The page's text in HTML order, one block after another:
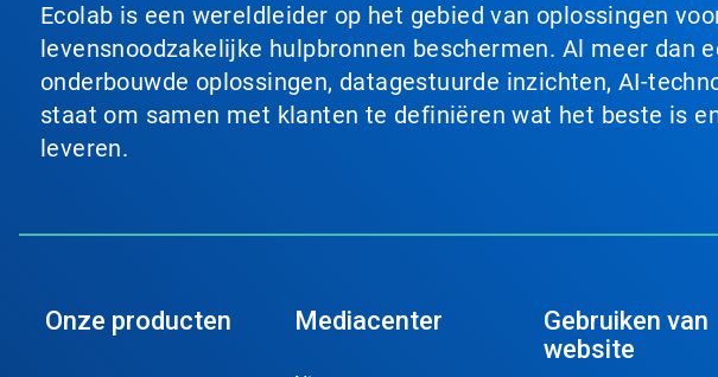
Ecolab is een wereldleider op het gebied van oplossingen
levensnoodzakelijke hulpbronnen beschermen. Al meer
onderbouwde oplossingen, datagestuurde inzichten, AI-
staat om samen met klanten te definiëren wat het beste is
leveren.
Onze producten Mediacenter
Gebruiken van
website